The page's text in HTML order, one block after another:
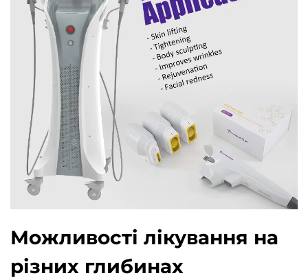
Можливості лікування на
різних глибинах